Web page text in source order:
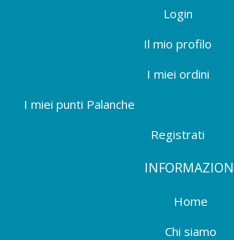
Login
Il mio profilo
I miei ordini
I miei punti Palanche
Registrati
Home
Chi siamo